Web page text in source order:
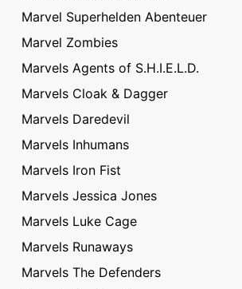
Marvel Superhelden Abenteuer
Marvel Zombies
Marvels Agents of S.H.I.E.L.D.
Marvels Cloak & Dagger
Marvels Daredevil
Marvels Inhumans
Marvels Iron Fist
Marvels Jessica Jones
Marvels Luke Cage
Marvels Runaways
Marvels The Defenders